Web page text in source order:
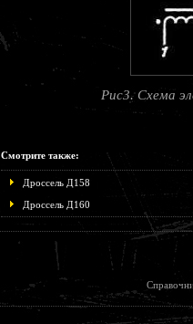
Рис3. Схема
Смотрите также:
Дроссель Д158
Дроссель Д160